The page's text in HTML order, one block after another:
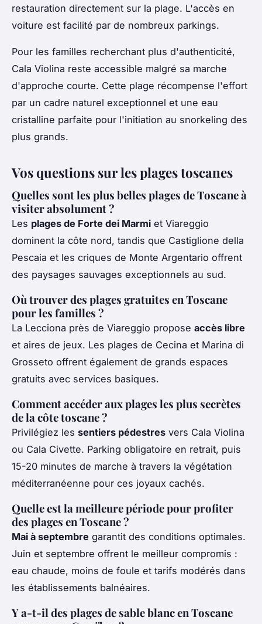
restauration directement sur la plage. L'accès en
voiture est facilité par de nombreux parkings.
Pour les familles recherchant plus d'authenticité,
Cala Violina reste accessible malgré sa marche
d'approche courte. Cette plage récompense l'effort
par un cadre naturel exceptionnel et une eau
cristalline parfaite pour l'initiation au snorkeling des
plus grands.
Vos questions sur les plages toscanes
Quelles sont les plus belles plages de Toscane à
visiter absolument ?
Les plages de Forte dei Marmi et Viareggio
dominent la côte nord, tandis que Castiglione della
Pescaia et les criques de Monte Argentario offrent
des paysages sauvages exceptionnels au sud.
Où trouver des plages gratuites en Toscane
pour les familles ?
La Lecciona près de Viareggio propose accès libre
et aires de jeux. Les plages de Cecina et Marina di
Grosseto offrent également de grands espaces
gratuits avec services basiques.
Comment accéder aux plages les plus secrètes
de la côte toscane ?
Privilégiez les sentiers pédestres vers Cala Violina
ou Cala Civette. Parking obligatoire en retrait, puis
15-20 minutes de marche à travers la végétation
méditerranéenne pour ces joyaux cachés.
Quelle est la meilleure période pour profiter
des plages en Toscane ?
Mai à septembre garantit des conditions optimales.
Juin et septembre offrent le meilleur compromis :
eau chaude, moins de foule et tarifs modérés dans
les établissements balnéaires.
Y a-t-il des plages de sable blanc en Toscane